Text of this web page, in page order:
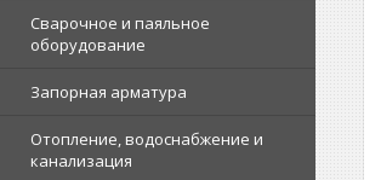
Сварочное и паяльное
оборудование
Запорная арматура
Отопление, водоснабжение и
канализация